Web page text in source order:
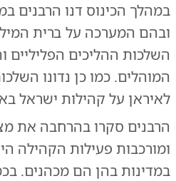
במהלך הכינוס דנו הרבנים
ובהם המערכה על ברית
השלכות ההליכים הפליליים
המוהלים. כמו כן נדונו
לאיראן על קהילות ישראל
הרבנים סקרו בהרחבה את
ומורכבות פעילות הקהילה
במדינות בהן הם מכהנים.